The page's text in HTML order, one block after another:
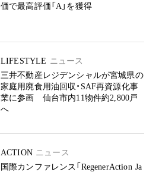
価で最高評価「A」を獲得
LIFESTYLE
ニュース
三井不動産レジデンシャルが宮城県の
家庭用廃食用油回収・SAF再資源化事
業に参画 仙台市内11物件約2,800戸
へ
ACTION ニュース
国際カンファレンス「RegenerAction Ja